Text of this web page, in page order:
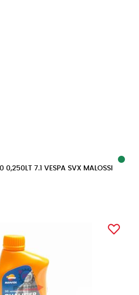
7.1 VESPA SVX MALOSSI